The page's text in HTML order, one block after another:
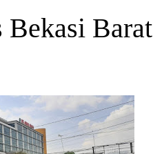
Bekasi Barat